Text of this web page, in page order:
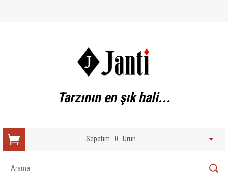
Tarzının en şık hali...
Sepetim 0 Ürün